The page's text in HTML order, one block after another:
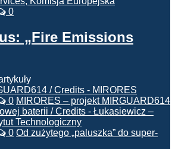
0
„Fire Emissions
0 MIRORES – projekt MIRGUARD614
0 Od zużytego „paluszka” do super-